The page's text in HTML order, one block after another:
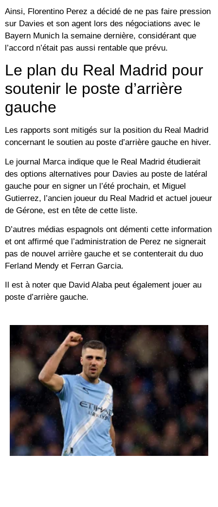
Ainsi, Florentino Perez a décidé de ne pas faire pression
sur Davies et son agent lors des négociations avec le
Bayern Munich la semaine dernière, considérant que
l’accord n’était pas aussi rentable que prévu.
Le plan du Real Madrid pour
soutenir le poste d’arrière
gauche
Les rapports sont mitigés sur la position du Real Madrid
concernant le soutien au poste d’arrière gauche en hiver.
Le journal Marca indique que le Real Madrid étudierait
des options alternatives pour Davies au poste de latéral
gauche pour en signer un l’été prochain, et Miguel
Gutierrez, l’ancien joueur du Real Madrid et actuel joueur
de Gérone, est en tête de cette liste.
D’autres médias espagnols ont démenti cette information
et ont affirmé que l’administration de Perez ne signerait
pas de nouvel arrière gauche et se contenterait du duo
Ferland Mendy et Ferran Garcia.
Il est à noter que David Alaba peut également jouer au
poste d’arrière gauche.